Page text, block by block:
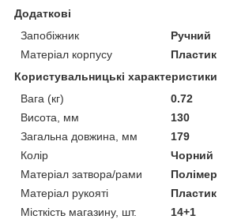
Додаткові
Запобіжник
Ручний
Матеріал корпусу
Пластик
Користувальницькі характеристики
Вага (кг)
0.72
Висота, мм
130
Загальна довжина, мм
179
Колір
Чорний
Матеріал затвора/рами
Полімер
Матеріал рукояті
Пластик
Місткість магазину, шт.
14+1